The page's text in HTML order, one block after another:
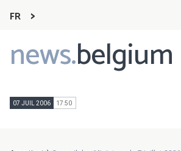
FR
news.belgium
Main
navigation
07 JUIL 2006 17:50